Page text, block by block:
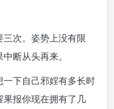
次。姿势上没有限
断从头再来。
下自己邪婬有多长时
报你现在拥有了几